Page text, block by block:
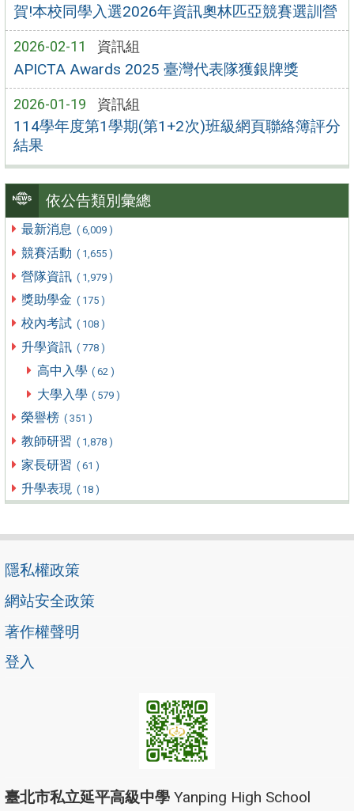
賀!本校同學入選2026年資訊奧林匹亞競賽選訓營
2026-02-11 資訊組
APICTA Awards 2025 臺灣代表隊獲銀牌獎
2026-01-19 資訊組
114學年度第1學期(第1+2次)班級網頁聯絡簿評分
結果
依公告類別彙總
最新消息 ( 6,009 )
競賽活動 ( 1,655 )
營隊資訊 ( 1,979 )
獎助學金 ( 175 )
校內考試 ( 108 )
升學資訊 ( 778 )
高中入學 ( 62 )
大學入學 ( 579 )
榮譽榜 ( 351 )
教師研習 ( 1,878 )
家長研習 ( 61 )
升學表現 ( 18 )
隱私權政策
網站安全政策
著作權聲明
登入
臺北市私立延平高級中學 Yanping High School